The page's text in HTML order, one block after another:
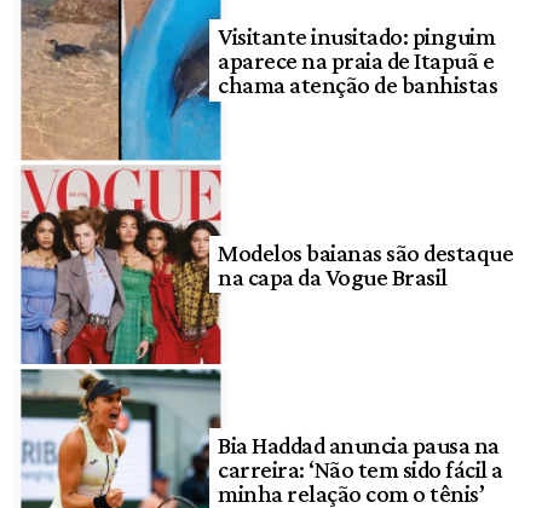
Visitante inusitado: pinguim
aparece na praia de Itapuã e
chama atenção de banhistas
Modelos baianas são destaque
na capa da Vogue Brasil
Bia Haddad anuncia pausa na
carreira: ‘Não tem sido fácil a
minha relação com o tênis’